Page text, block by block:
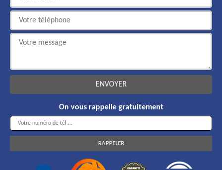
On vous rappelle gratuitement